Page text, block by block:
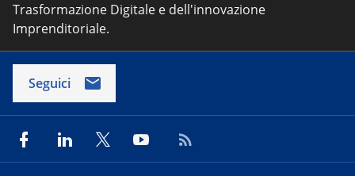
Trasformazione Digitale e dell'innovazione
Imprenditoriale.
Seguici